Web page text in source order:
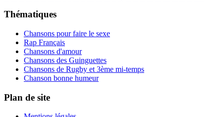
Thématiques
Chansons pour faire le sexe
Rap Français
Chansons d'amour
Chansons des Guinguettes
Chansons de Rugby et 3ème mi-temps
Chanson bonne humeur
Plan de site